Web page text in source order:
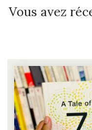
Vous avez